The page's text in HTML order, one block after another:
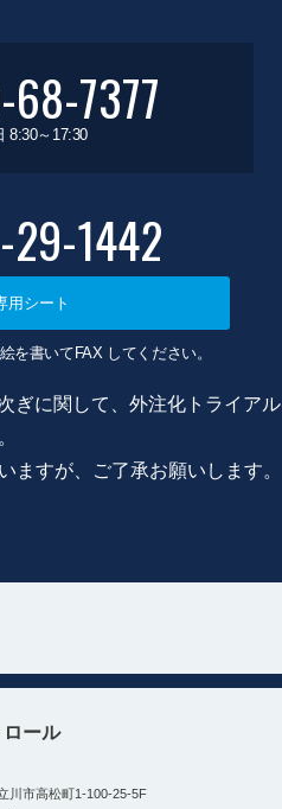
7377
8:30～17:30
29-1442
用シート
を書いてFAX してください。
ぎに関して、外注化トライアル
ますが、ご了承お願いします。
ール
川市高松町1-100-25-5F